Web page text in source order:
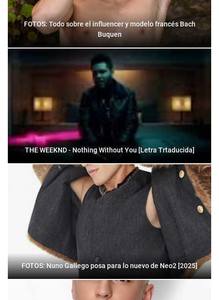
FOTOS: Todo sobre el influencer y modelo francés Bach
Buquen
THE WEEKND - Nothing Without You [Letra Trtaducida]
FOTOS: Nuno Gallego posa para lo nuevo de Neo2 [2025]